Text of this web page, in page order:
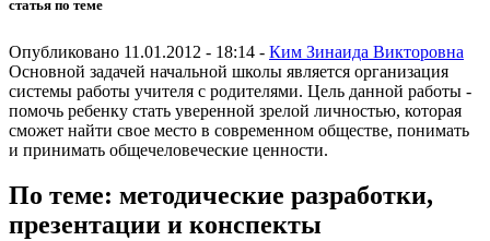
статья по теме
Опубликовано 11.01.2012 - 18:14 - Ким Зинаида Викторовна
Основной задачей начальной школы является организация
системы работы учителя с родителями. Цель данной работы -
помочь ребенку стать уверенной зрелой личностью, которая
сможет найти свое место в современном обществе, понимать
и принимать общечеловеческие ценности.
По теме: методические разработки,
презентации и конспекты